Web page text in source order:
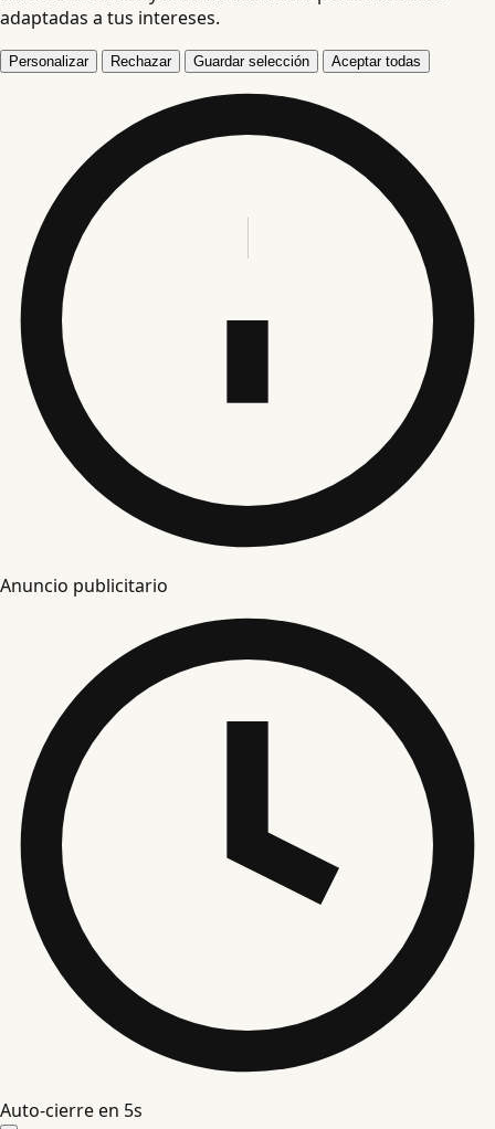
adaptadas a tus intereses.
Personalizar Rechazar Guardar selección Aceptar todas
Anuncio publicitario
Auto-cierre en 4s